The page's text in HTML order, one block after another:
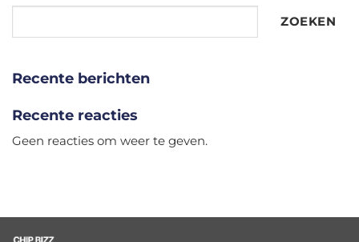
ZOEKEN
Recente berichten
Recente reacties
Geen reacties om weer te geven.